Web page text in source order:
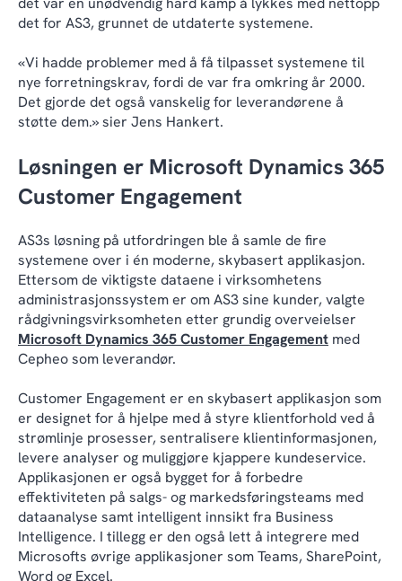
det for AS3, grunnet de utdaterte systemene.
«Vi hadde problemer med å få tilpasset systemene til
nye forretningskrav, fordi de var fra omkring år 2000.
Det gjorde det også vanskelig for leverandørene å
støtte dem.» sier Jens Hankert.
Løsningen er Microsoft Dynamics 365
Customer Engagement
AS3s løsning på utfordringen ble å samle de fire
systemene over i én moderne, skybasert applikasjon.
Ettersom de viktigste dataene i virksomhetens
administrasjonssystem er om AS3 sine kunder, valgte
rådgivningsvirksomheten etter grundig overveielser
Microsoft Dynamics 365 Customer Engagement med
Cepheo som leverandør.
Customer Engagement er en skybasert applikasjon som
er designet for å hjelpe med å styre klientforhold ved å
strømlinje prosesser, sentralisere klientinformasjonen,
levere analyser og muliggjøre kjappere kundeservice.
Applikasjonen er også bygget for å forbedre
effektiviteten på salgs- og markedsføringsteams med
dataanalyse samt intelligent innsikt fra Business
Intelligence. I tillegg er den også lett å integrere med
Microsofts øvrige applikasjoner som Teams, SharePoint,
Word og Excel.